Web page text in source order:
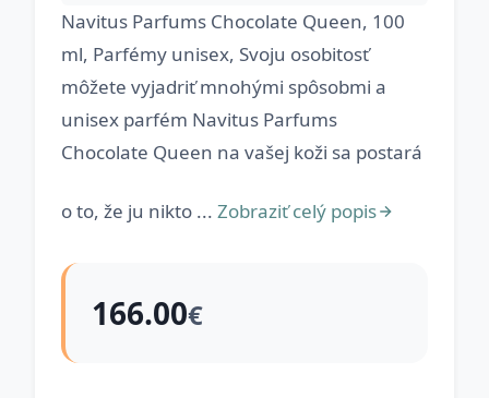
Navitus Parfums Chocolate Queen, 100
ml, Parfémy unisex, Svoju osobitosť
môžete vyjadriť mnohými spôsobmi a
unisex parfém Navitus Parfums
Chocolate Queen na vašej koži sa postará
o to, že ju nikto ... Zobraziť celý popis
166.00€